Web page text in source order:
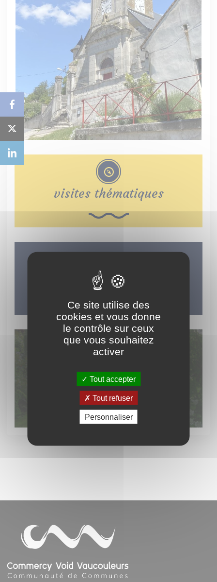
visites thématiques
LES INCONTOURNABLES
DU TERRITOIRE
Découvrez
le patrimoine vert
Ce site utilise des
cookies et vous donne
le contrôle sur ceux
que vous souhaitez
activer
Tout accepter
Tout refuser
Personnaliser